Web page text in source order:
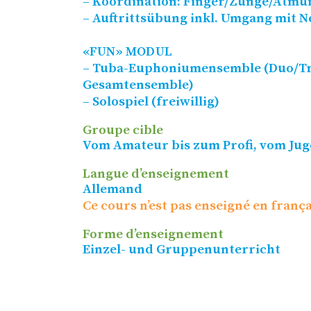
– Auftrittsübung inkl. Umgang mit
«FUN» MODUL
– Tuba-Euphoniumensemble (Duo/​
Gesamtensemble)
– Solospiel (freiwillig)
Groupe cible
Vom Amateur bis zum Profi, vom
Langue d’enseignement
Allemand
Ce cours n’est pas enseigné en
Forme d’enseignement
Einzel- und Gruppenunterricht